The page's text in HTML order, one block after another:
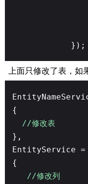
});
上面只修改了表，
{
//修改
},
EntityService
{
//修改列